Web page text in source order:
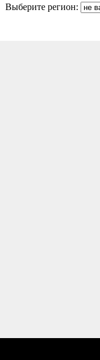
Выберите регион: